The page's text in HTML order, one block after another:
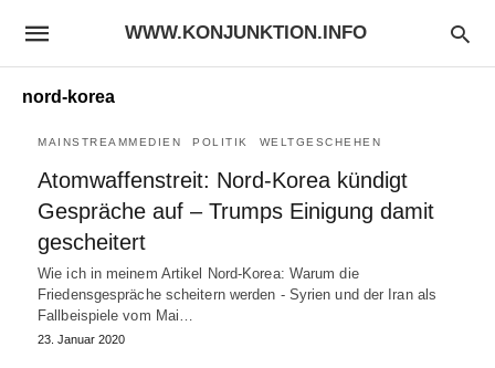
WWW.KONJUNKTION.INFO
nord-korea
MAINSTREAMMEDIEN POLITIK WELTGESCHEHEN
Atomwaffenstreit: Nord-Korea kündigt
Gespräche auf – Trumps Einigung damit
gescheitert
Wie ich in meinem Artikel Nord-Korea: Warum die
Friedensgespräche scheitern werden - Syrien und der Iran als
Fallbeispiele vom Mai…
23. Januar 2020